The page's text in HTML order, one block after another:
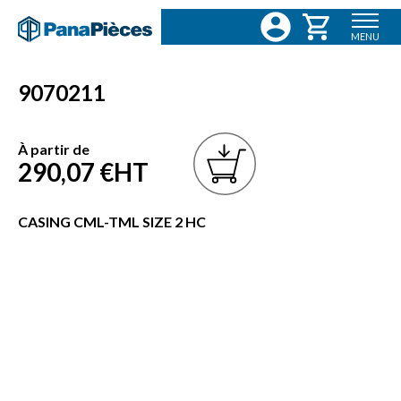
MENU
9070211
À partir de
290,07 €HT
CASING CML-TML SIZE 2 HC